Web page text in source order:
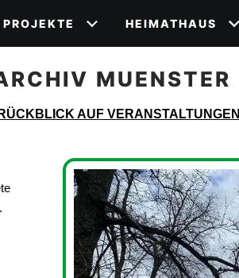
PROJEKTE HEIMATHAUS
MUENSTER
RÜCKBLICK AUF VERANSTALTUNGEN